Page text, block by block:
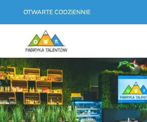
OTWARTE CODZIENNIE